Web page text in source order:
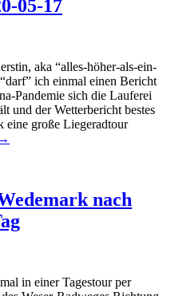
05-17
aka “alles-höher-als-ein-
ich einmal einen Bericht
Pandemie sich die Lauferei
und der Wetterbericht bestes
eine große Liegeradtour
nach
in einer Tagestour per